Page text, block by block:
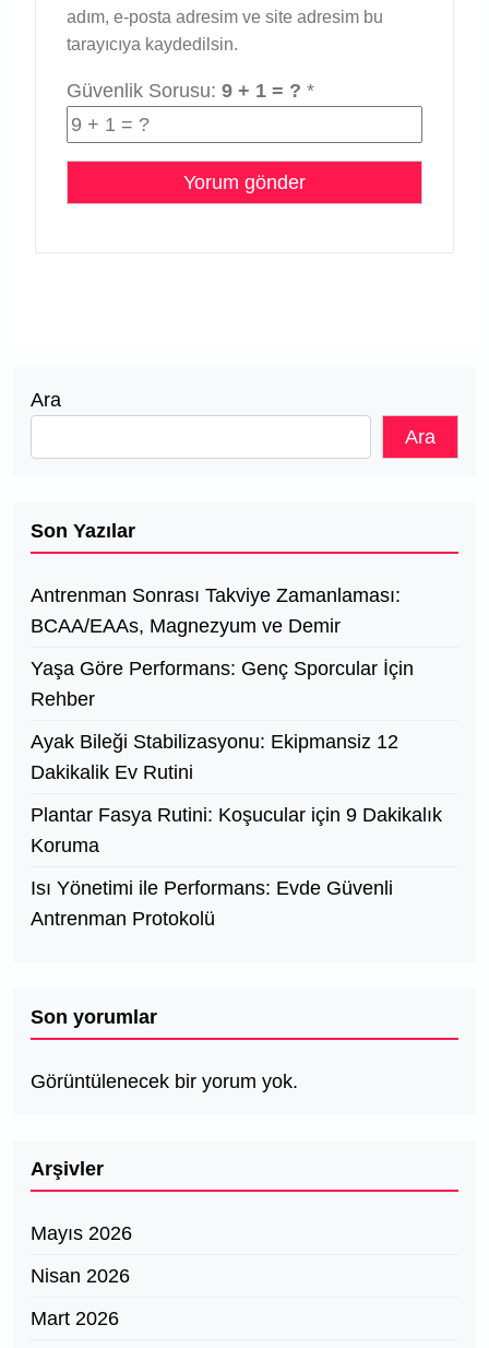
adım, e-posta adresim ve site adresim bu
tarayıcıya kaydedilsin.
Güvenlik Sorusu: 9 + 1 = ? *
Ara
Ara
Son Yazılar
Antrenman Sonrası Takviye Zamanlaması:
BCAA/EAAs, Magnezyum ve Demir
Yaşa Göre Performans: Genç Sporcular İçin
Rehber
Ayak Bileği Stabilizasyonu: Ekipmansiz 12
Dakikalik Ev Rutini
Plantar Fasya Rutini: Koşucular için 9 Dakikalık
Koruma
Isı Yönetimi ile Performans: Evde Güvenli
Antrenman Protokolü
Son yorumlar
Görüntülenecek bir yorum yok.
Arşivler
Mayıs 2026
Nisan 2026
Mart 2026